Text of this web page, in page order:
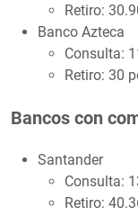
Retiro:
Banco Azteca
Consulta:
Retiro: 30
Bancos con
Santander
Consulta:
Retiro: